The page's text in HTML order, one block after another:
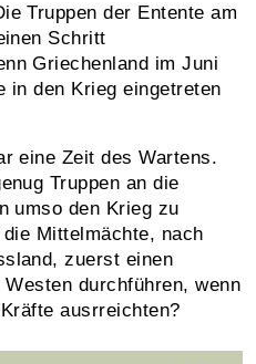
Truppen der Entente am
Schritt
Griechenland im Juni
in den Krieg eingetreten
eine Zeit des Wartens.
Truppen an die
umso den Krieg zu
Mittelmächte, nach
zuerst einen
durchführen, wenn
ausrreichten?